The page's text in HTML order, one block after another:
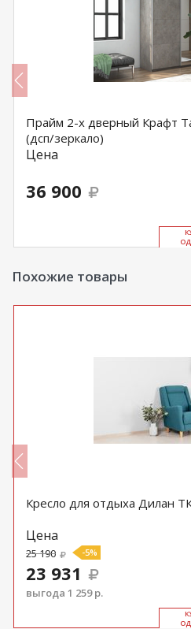
Прайм 2-х дверный Крафт
(дсп/зеркало)
Цена
36 900
Похожие товары
Кресло для отдыха Дилан
Цена
25 190 -5%
23 931
выгода 1 259 р.